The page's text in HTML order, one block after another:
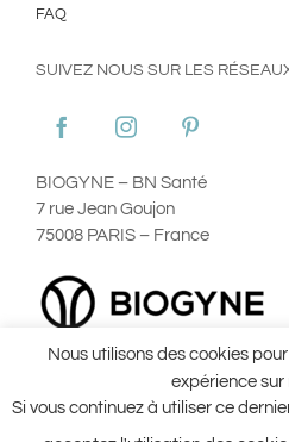
FAQ
SUIVEZ NOUS SUR LES
BIOGYNE – BN Santé
7 rue Jean Goujon
75008 PARIS – France
Mentions Légales
Conditions Générales
Nous utilisons des cookies
expérience sur
Si vous continuez à utiliser ce